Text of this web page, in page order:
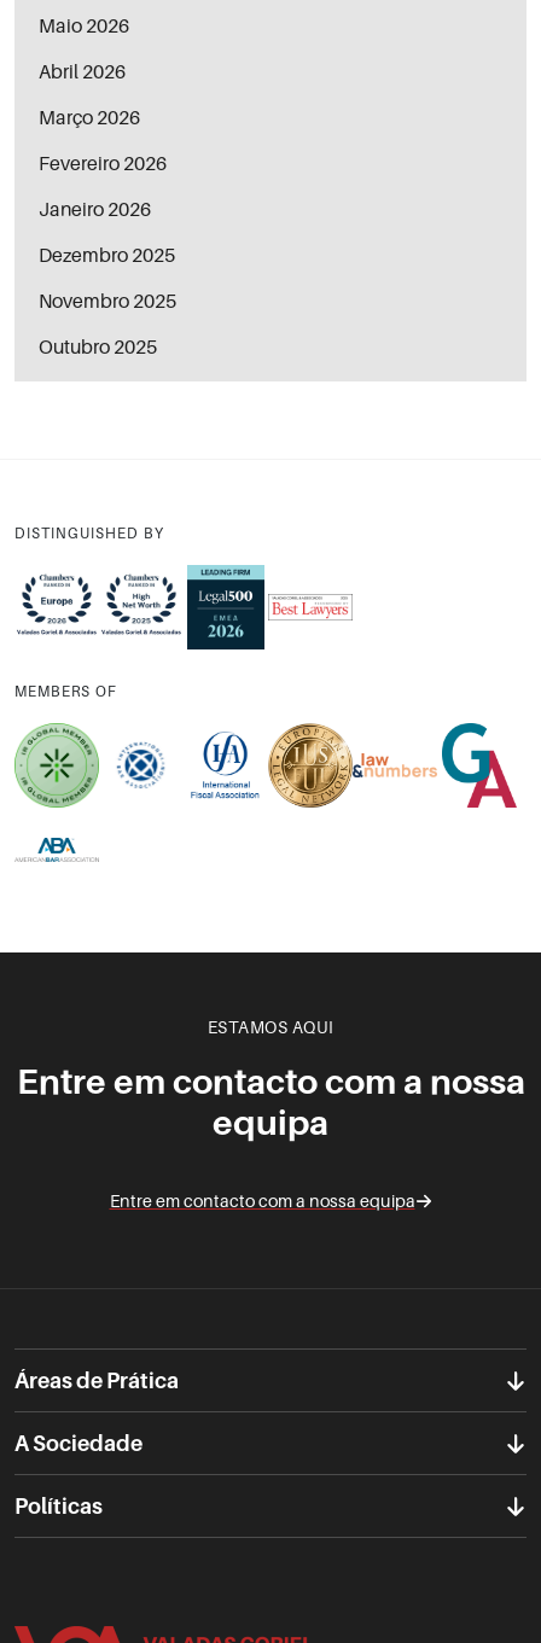
Maio 2026
Abril 2026
Março 2026
Fevereiro 2026
Janeiro 2026
Dezembro 2025
Novembro 2025
Outubro 2025
DISTINGUISHED BY
MEMBERS OF
ESTAMOS AQUI
Entre em contacto com a nossa
equipa
Entre em contacto com a nossa equipa
Áreas de Prática
A Sociedade
Políticas